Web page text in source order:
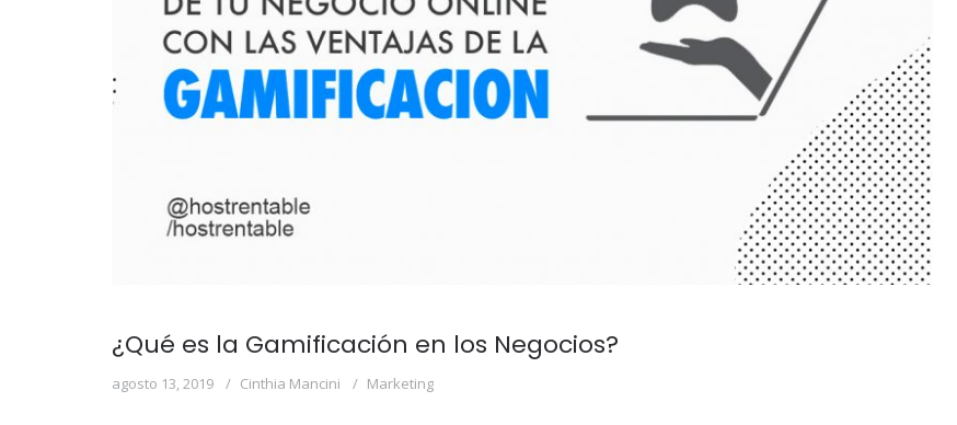
¿Qué es la Gamificación en los Negocios?
agosto 13, 2019 Cinthia Mancini Marketing